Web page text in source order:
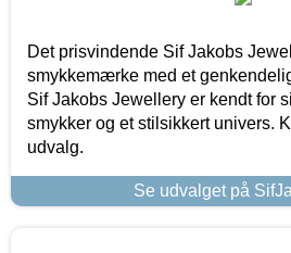
Det prisvindende Sif Jakobs
smykkemærke med et
Sif Jakobs Jewellery er kendt for
smykker og et stilsikkert univers.
udvalg.
Se udvalget på